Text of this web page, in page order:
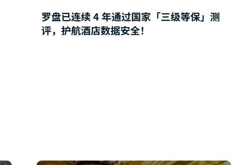
罗盘已连续 4 年通过国家「三级等保」测
评，护航酒店数据安全！